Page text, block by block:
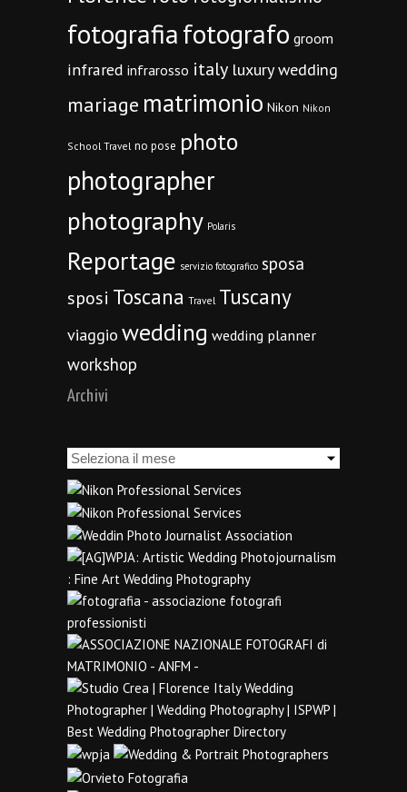
fotografiafotografo groom
infrared infrarosso italy luxury wedding
mariage matrimonio Nikon Nikon
School Travel no pose photo
photographer
photography Polaris
Reportage servizio fotografico sposa
sposi Toscana Travel Tuscany
viaggio wedding wedding planner
workshop
Archivi
Archivi